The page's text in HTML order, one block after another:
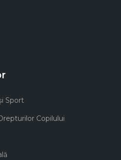
Sport
Copilului